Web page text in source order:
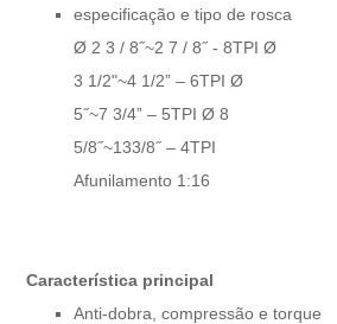
especificação e tipo de rosca
Ø 2 3 / 8˝~2 7 / 8˝ - 8TPI Ø
3 1/2"~4 1/2” – 6TPI Ø
5˝~7 3/4” – 5TPI Ø 8
5/8˝~133/8˝ – 4TPI
Afunilamento 1:16
Característica principal
Anti-dobra, compressão e torque